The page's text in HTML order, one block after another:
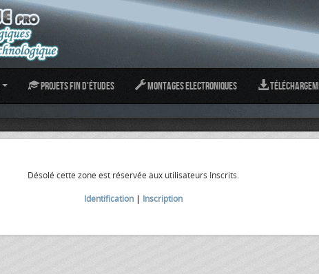
Projets fin d'études Montages Electroniques
Désolé cette zone est réservée aux utilisateurs Inscrits.
Identification| Inscription